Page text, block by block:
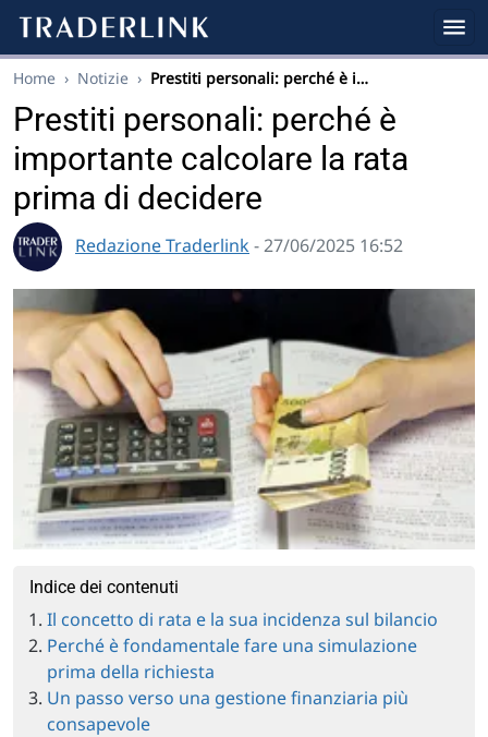
Home › Notizie › Prestiti personali: perché è i…
Prestiti personali: perché è
importante calcolare la rata
prima di decidere
Redazione Traderlink - 27/06/2025 16:52
Indice dei contenuti
Il concetto di rata e la sua incidenza sul bilancio
Perché è fondamentale fare una simulazione
prima della richiesta
Un passo verso una gestione finanziaria più
consapevole